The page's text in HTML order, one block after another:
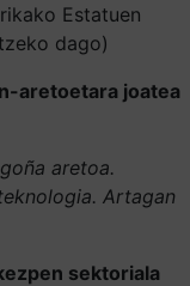
Estatuen
dago)
aretoetara joatea
aretoa.
Artagan
sektoriala